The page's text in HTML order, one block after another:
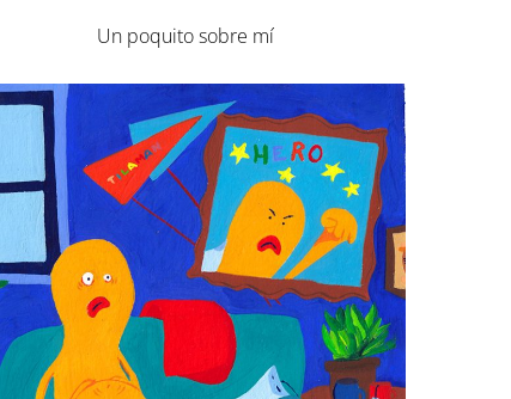
Un poquito sobre mí